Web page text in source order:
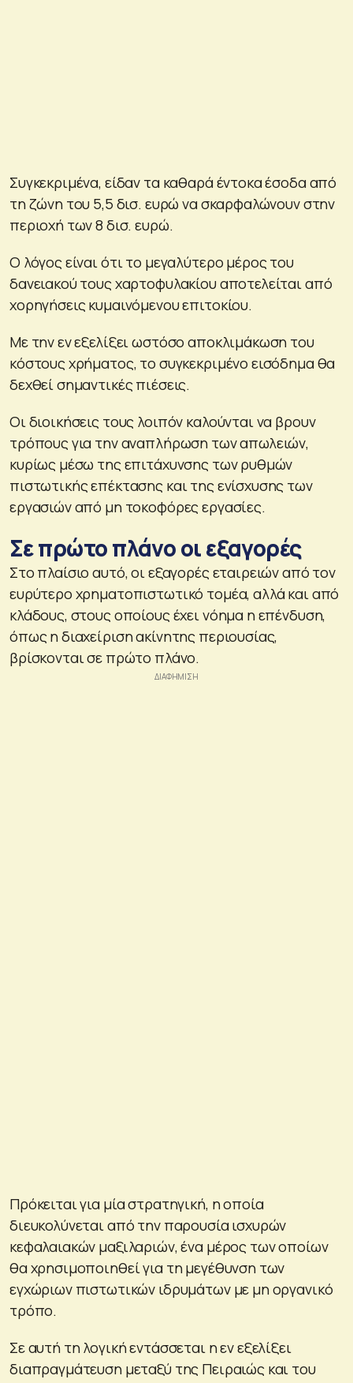
Συγκεκριμένα, είδαν τα καθαρά έντοκα έσοδα από
τη ζώνη του 5,5 δισ. ευρώ να σκαρφαλώνουν στην
περιοχή των 8 δισ. ευρώ.
Ο λόγος είναι ότι το μεγαλύτερο μέρος του
δανειακού τους χαρτοφυλακίου αποτελείται από
χορηγήσεις κυμαινόμενου επιτοκίου.
Με την εν εξελίξει ωστόσο αποκλιμάκωση του
κόστους χρήματος, το συγκεκριμένο εισόδημα θα
δεχθεί σημαντικές πιέσεις.
Οι διοικήσεις τους λοιπόν καλούνται να βρουν
τρόπους για την αναπλήρωση των απωλειών,
κυρίως μέσω της επιτάχυνσης των ρυθμών
πιστωτικής επέκτασης και της ενίσχυσης των
εργασιών από μη τοκοφόρες εργασίες.
Σε πρώτο πλάνο οι εξαγορές
Στο πλαίσιο αυτό, οι εξαγορές εταιρειών από τον
ευρύτερο χρηματοπιστωτικό τομέα, αλλά και από
κλάδους, στους οποίους έχει νόημα η επένδυση,
όπως η διαχείριση ακίνητης περιουσίας,
βρίσκονται σε πρώτο πλάνο.
Πρόκειται για μία στρατηγική, η οποία
διευκολύνεται από την παρουσία ισχυρών
κεφαλαιακών μαξιλαριών, ένα μέρος των οποίων
θα χρησιμοποιηθεί για τη μεγέθυνση των
εγχώριων πιστωτικών ιδρυμάτων με μη οργανικό
τρόπο.
Σε αυτή τη λογική εντάσσεται η εν εξελίξει
διαπραγμάτευση μεταξύ της Πειραιώς και του